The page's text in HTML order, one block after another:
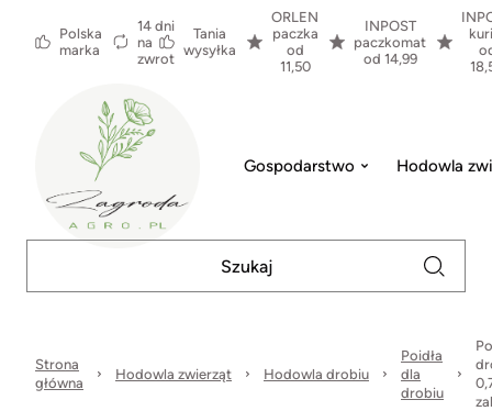
Polska
marka
14 dni
na
zwrot
Tania
wysyłka
ORLEN
paczka
od
11,50
INPOST
paczkomat
od 14,99
Gospodarstwo Hodowla
Strona
główna
Hodowla zwierząt Hodowla drobiu
Poidła
dla
drobiu